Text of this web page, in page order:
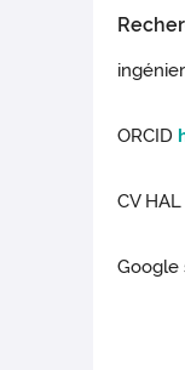
ORCID
CV HAL
Google